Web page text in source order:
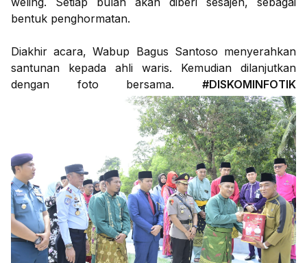
bentuk penghormatan.
Diakhir acara, Wabup Bagus Santoso menyerahkan
santunan kepada ahli waris. Kemudian dilanjutkan
dengan foto bersama. #DISKOMINFOTIK